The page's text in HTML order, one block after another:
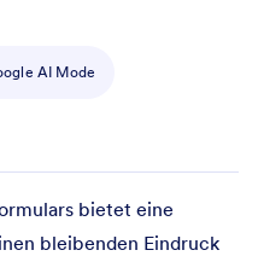
AI Mode
bietet eine
bleibenden Eindruck